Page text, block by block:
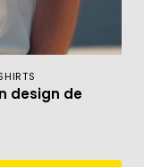
design de